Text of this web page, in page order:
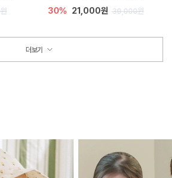
30% 21,000원 30,000원
더보기